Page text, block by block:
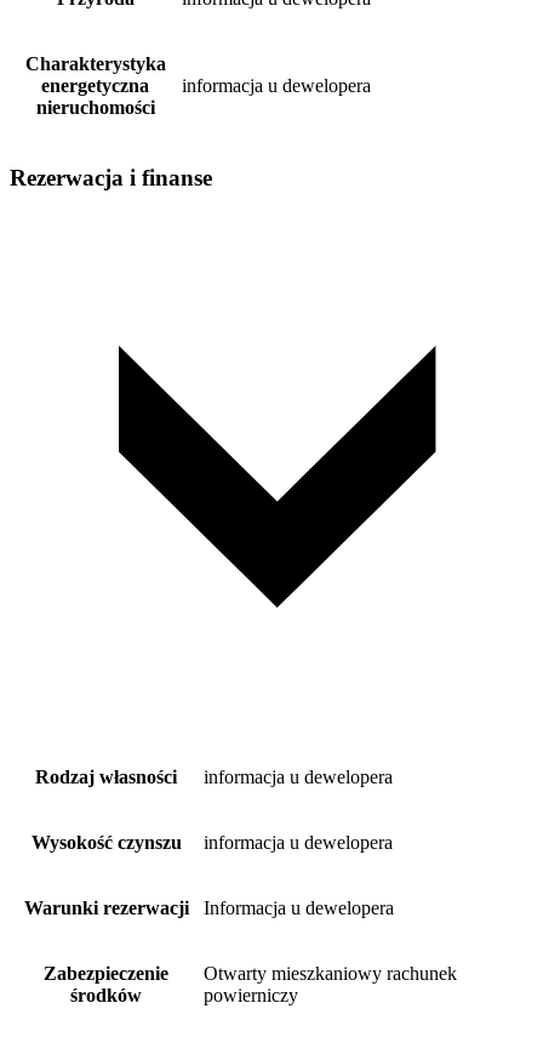
Charakterystyka
energetyczna
nieruchomości
informacja u dewelopera
Rezerwacja i finanse
Rodzaj własności informacja u dewelopera
Wysokość czynszu informacja u dewelopera
Warunki rezerwacji Informacja u dewelopera
Zabezpieczenie
środków
Otwarty mieszkaniowy rachunek
powierniczy